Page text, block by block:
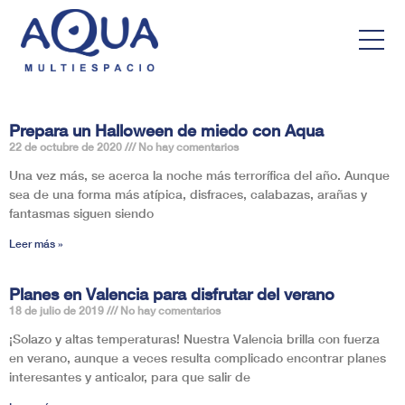
Prepara un Halloween de miedo con Aqua
22 de octubre de 2020 No hay comentarios
Una vez más, se acerca la noche más terrorífica del año. Aunque
sea de una forma más atípica, disfraces, calabazas, arañas y
fantasmas siguen siendo
Leer más »
Planes en Valencia para disfrutar del verano
18 de julio de 2019 No hay comentarios
¡Solazo y altas temperaturas! Nuestra Valencia brilla con fuerza
en verano, aunque a veces resulta complicado encontrar planes
interesantes y anticalor, para que salir de